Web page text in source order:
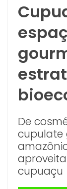
De
cupulate
cupuaçu